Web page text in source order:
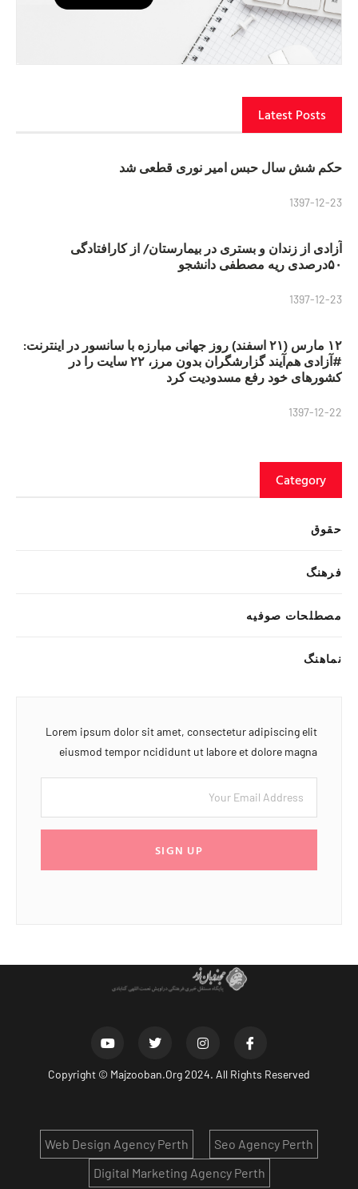
Latest Posts
حکم شش سال حبس امیر نوری قطعی شد
1397-12-23
آزادی از زندان و بستری در بیمارستان/ از کارافتادگی
۵۰درصدی ریه مصطفی دانشجو
1397-12-23
۱۲ مارس (۲۱ اسفند) روز جهانی مبارزه با سانسور در اینترنت:
#آزادی هم‌آیند گزارشگران‌ بدون مرز، ۲۲ سایت را در
کشورهای خود رفع مسدودیت کرد
1397-12-22
Category
حقوق
فرهنگ
مصطلحات صوفیه
نماهنگ
Lorem ipsum dolor sit amet, consectetur adipiscing elit
eiusmod tempor ncididunt ut labore et dolore magna
SIGN UP
Copyright © Majzooban.Org2024. All Rights Reserved
Seo Agency Perth
Web Design Agency Perth
Digital Marketing Agency Perth